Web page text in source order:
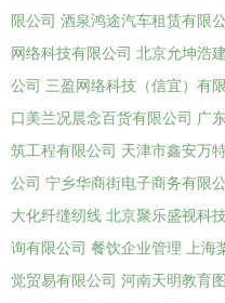
限公司 酒泉鸿途汽车租赁有限
网络科技有限公司 北京允坤浩
公司 三盈网络科技（信宜）有
口美兰况晨念百货有限公司 广
筑工程有限公司 天津市鑫安万
公司 宁乡华商街电子商务有限
大化纤缝纫线 北京聚乐盛视科
询有限公司 餐饮企业管理 上
觉贸易有限公司 河南天明教育